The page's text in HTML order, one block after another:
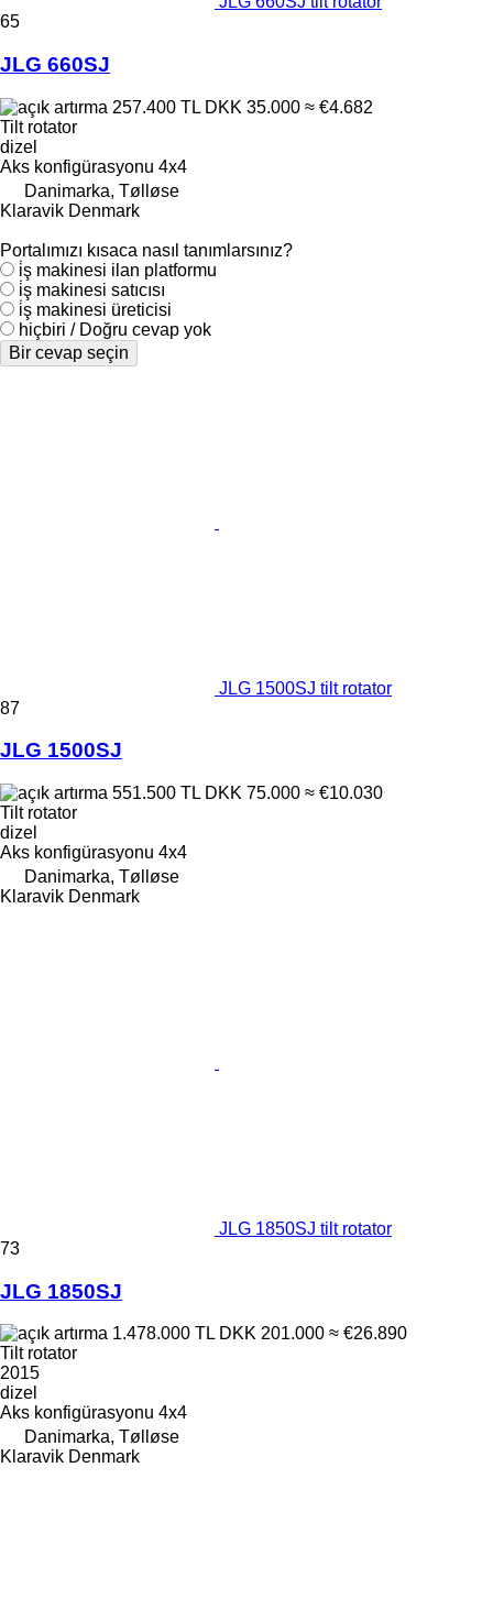
65
JLG 660SJ
257.400 TL DKK 35.000 ≈ €4.682
Tilt rotator
dizel
Aks konfigürasyonu 4x4
Danimarka, Tølløse
Klaravik Denmark
Portalımızı kısaca nasıl tanımlarsınız?
i̇ş makinesi ilan platformu
i̇ş makinesi satıcısı
i̇ş makinesi üreticisi
hiçbiri / Doğru cevap yok
Bir cevap seçin
JLG 1500SJ tilt rotator
87
JLG 1500SJ
551.500 TL DKK 75.000 ≈ €10.030
Tilt rotator
dizel
Aks konfigürasyonu 4x4
Danimarka, Tølløse
Klaravik Denmark
JLG 1850SJ tilt rotator
73
JLG 1850SJ
1.478.000 TL DKK 201.000 ≈ €26.890
Tilt rotator
2015
dizel
Aks konfigürasyonu 4x4
Danimarka, Tølløse
Klaravik Denmark